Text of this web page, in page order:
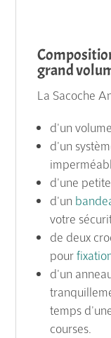
grand
La Sacoche
d'un
d'un
d'une
d'un
votre
de deux
pour
d'un
temps
courses.